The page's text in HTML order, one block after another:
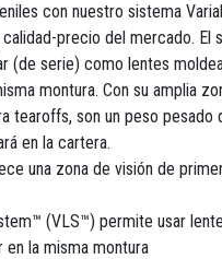
con nuestro sistema
precio del mercado. El
(de serie) como lentes
montura. Con su amplia
tearoffs, son un peso pesado
en la cartera.
una zona de visión de
(VLS™) permite usar
la misma montura